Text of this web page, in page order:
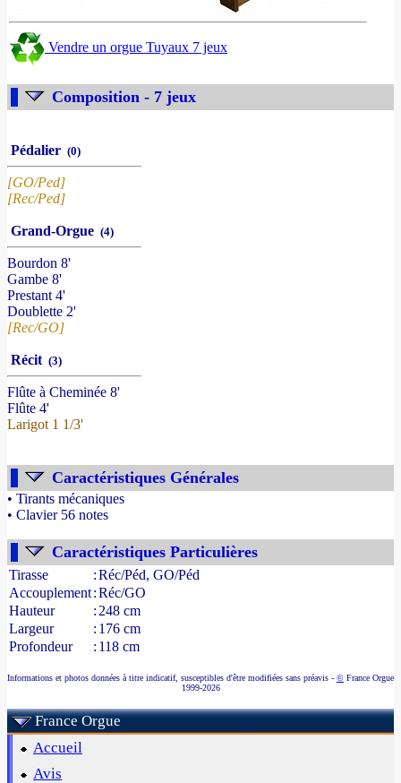
Vendre un orgue Tuyaux 7 jeux
Composition - 7 jeux
Pédalier (0)
[GO/Ped]
[Rec/Ped]
Grand-Orgue (4)
Bourdon 8'
Gambe 8'
Prestant 4'
Doublette 2'
[Rec/GO]
Récit (3)
Flûte à Cheminée 8'
Flûte 4'
Larigot 1 1/3'
Caractéristiques Générales
• Tirants mécaniques
• Clavier 56 notes
Caractéristiques Particulières
Tirasse :Réc/Péd, GO/Péd
Accouplement:Réc/GO
Hauteur
: 248 cm
Largeur
: 176 cm
Profondeur
: 118 cm
Informations et photos données à titre indicatif, susceptibles d'être modifiées sans préavis - © France Orgue
1999-2026
France Orgue
Accueil
Avis